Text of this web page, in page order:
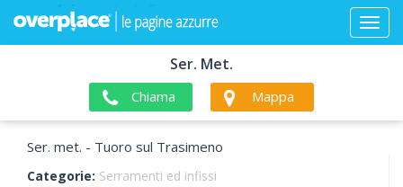
Ser. Met.
Chiama Mappa
Ser. met. - Tuoro sul Trasimeno
Categorie: Serramenti ed infissi